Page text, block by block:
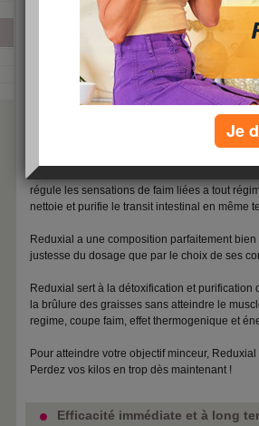
commenter ce produit
Description
Reduxial a été crée pour faire face à une
alimentaires se sont fortement accentués
conséquent, ils sont à l'origine de
un véritable problème de santé publique.
Comment faire rimer les mots Maigrir et Plaisir
Reduxial est un produit complet qui
régule les sensations de faim liées a tout
nettoie et purifie le transit intestinal en même
Reduxial a une composition parfaitement
justesse du dosage que par le choix de ses
Reduxial sert à la détoxification et purification
la brûlure des graisses sans atteindre le
regime, coupe faim, effet thermogenique et
Pour atteindre votre objectif minceur,
Perdez vos kilos en trop dès maintenant !
Efficacité immédiate et à long
Je